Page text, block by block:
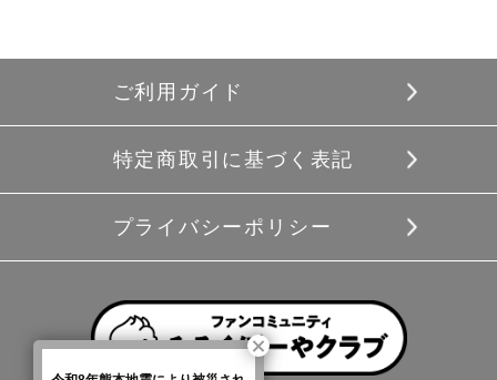
ご利用ガイド
特定商取引に基づく表記
プライバシーポリシー